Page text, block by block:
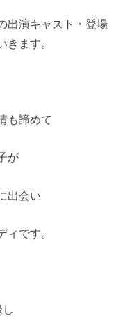
出演キャスト・登場
きます。
も諦めて
が
出会い
ィです。